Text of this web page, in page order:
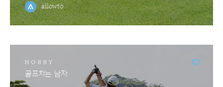
allowto
HOBBY
골프치는 남자